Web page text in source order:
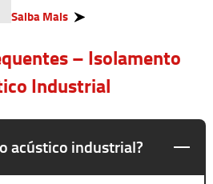
Saiba Mais
– Isolamento
Industrial
acústico industrial?